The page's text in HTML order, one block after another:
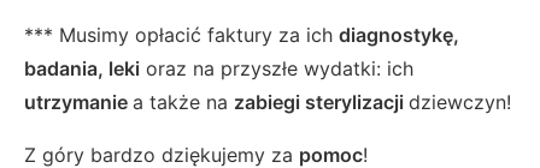
*** Musimy opłacić faktury za ich diagnostykę,
badania, leki oraz na przyszłe wydatki: ich
utrzymanie a także na zabiegi sterylizacji dziewczyn!
Z góry bardzo dziękujemy za pomoc!